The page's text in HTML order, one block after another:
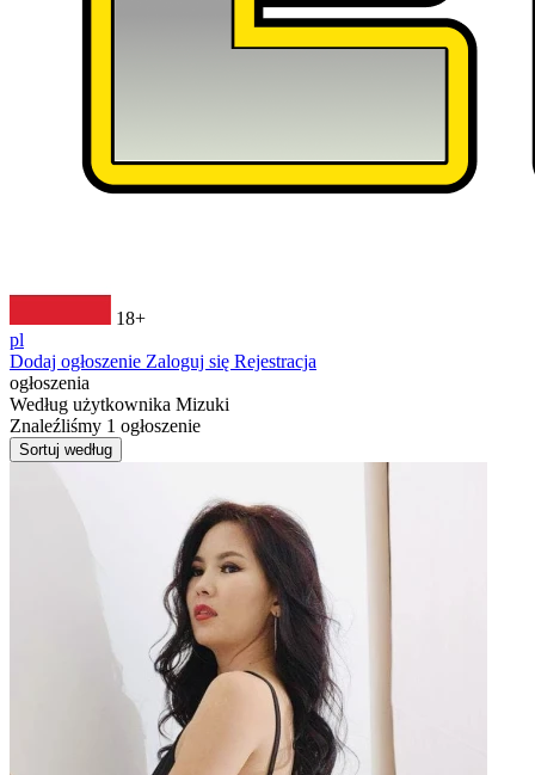
18+
pl
Dodaj ogłoszenie Zaloguj się Rejestracja
ogłoszenia
Według użytkownika Mizuki
Znaleźliśmy 1 ogłoszenie
Sortuj według